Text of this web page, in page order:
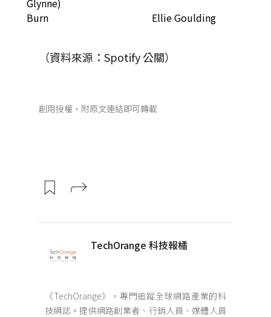
Glynne)
Burn
Ellie Goulding
（資料來源：Spotify 公關）
創用授權，附原文連結即可轉載
TechOrange 科技報橘
《TechOrange》，專門追蹤全球網路產業的科
技網誌。提供網路創業者、行銷人員、媒體人員